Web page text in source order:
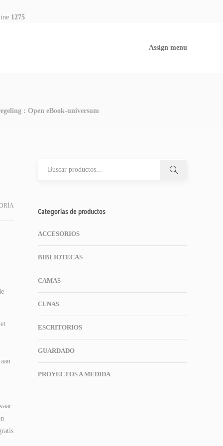
1275
Assign menu
: Open eBook-universum
Categorías de productos
ACCESORIOS
BIBLIOTECAS
CAMAS
CUNAS
ESCRITORIOS
GUARDADO
PROYECTOS A MEDIDA